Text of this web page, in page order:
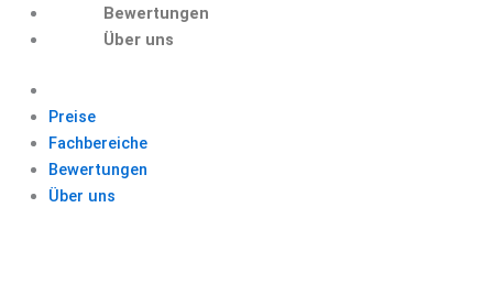
Bewertungen
Über uns
Preise
Fachbereiche
Bewertungen
Über uns